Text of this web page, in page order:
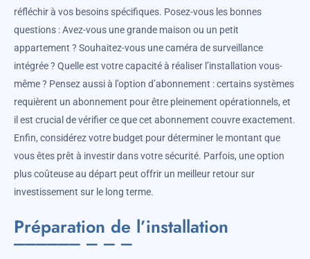
réfléchir à vos besoins spécifiques. Posez-vous les bonnes
questions : Avez-vous une grande maison ou un petit
appartement ? Souhaitez-vous une caméra de surveillance
intégrée ? Quelle est votre capacité à réaliser l’installation vous-
même ? Pensez aussi à l’option d’abonnement : certains systèmes
requièrent un abonnement pour être pleinement opérationnels, et
il est crucial de vérifier ce que cet abonnement couvre exactement.
Enfin, considérez votre budget pour déterminer le montant que
vous êtes prêt à investir dans votre sécurité. Parfois, une option
plus coûteuse au départ peut offrir un meilleur retour sur
investissement sur le long terme.
Préparation de l’installation